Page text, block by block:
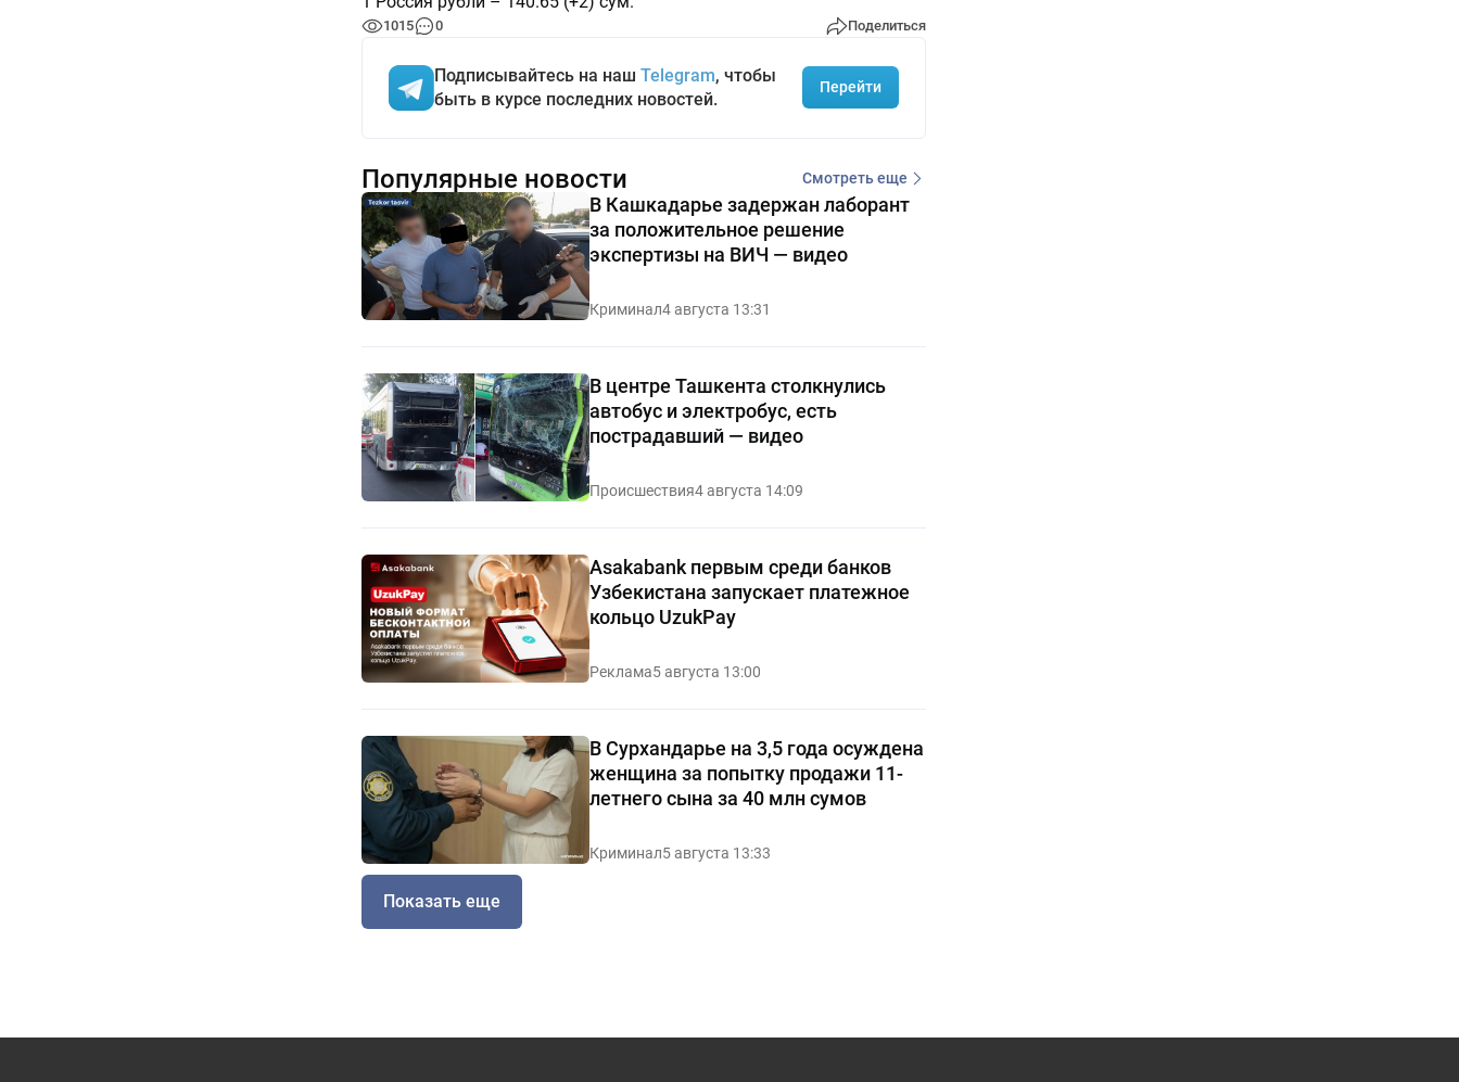
1015 0 Поделиться
Подписывайтесь на наш Telegram, чтобы
быть в курсе последних новостей.
Перейти
Популярные новости Смотреть еще
В Кашкадарье задержан лаборант
за положительное решение
экспертизы на ВИЧ — видео
Криминал4 августа 13:31
В центре Ташкента столкнулись
автобус и электробус, есть
пострадавший — видео
Происшествия4 августа 14:09
Asakabank первым среди банков
Узбекистана запускает платежное
кольцо UzukPay
Реклама5 августа 13:00
В Сурхандарье на 3,5 года осуждена
женщина за попытку продажи 11-
летнего сына за 40 млн сумов
Криминал5 августа 13:33
Показать еще